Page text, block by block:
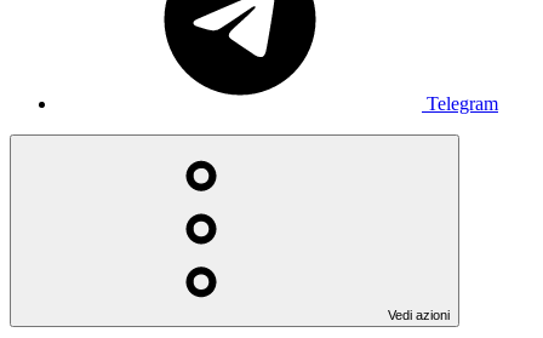
Telegram
Vedi azioni